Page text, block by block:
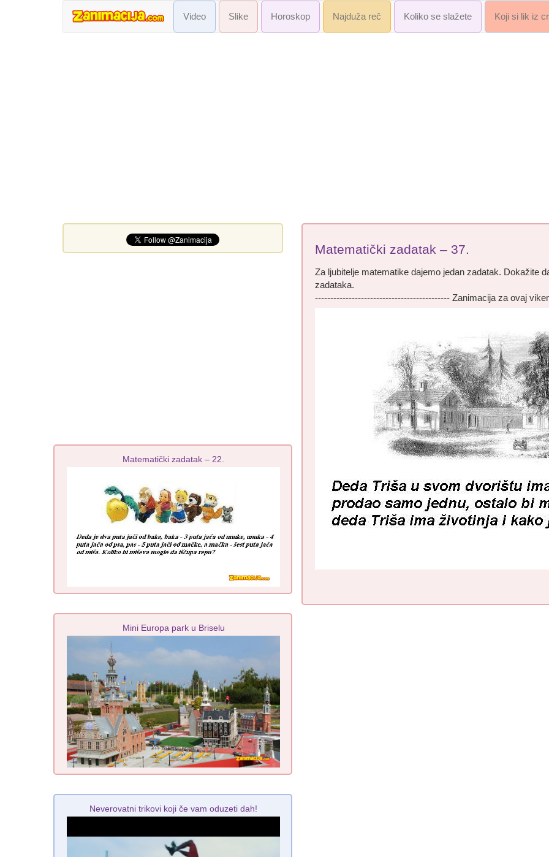
Video Slike Horoskop Najduža reč Koliko se slažete Koji si lik iz
Matematički zadatak – 37.
Za ljubitelje matematike dajemo jedan zadatak. Dokažite
zadataka.
-------------------------------------------- Zanimacija za ovaj
Matematički zadatak – 22.
Mini Europa park u Briselu
Neverovatni trikovi koji če vam oduzeti dah!